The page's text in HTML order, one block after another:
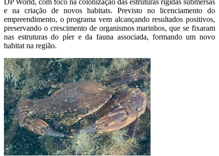
e na criação de novos habitats. Previsto no licenciamento do
empreendimento, o programa vem alcançando resultados positivos,
preservando o crescimento de organismos marinhos, que se fixaram
nas estruturas do píer e da fauna associada, formando um novo
habitat na região.